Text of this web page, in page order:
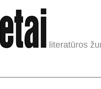
literatūros